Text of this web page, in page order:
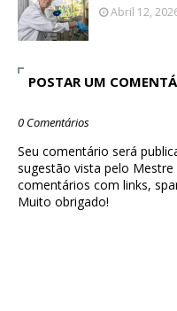
Abril 12,
POSTAR UM
0 Comentários
Seu comentário será
sugestão vista pelo
comentários com links,
Muito obrigado!